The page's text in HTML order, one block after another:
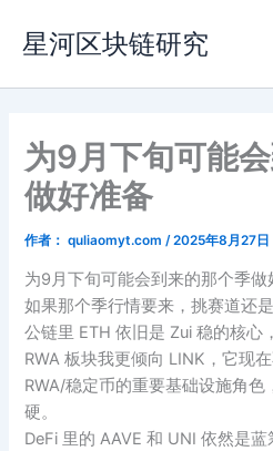
容
星河区块链研究
为9月下旬可能
做好准备
作者： quliaomyt.com /2025年8月27日
为9月下旬可能会到来的那个季做
如果那个季行情要来，挑赛道还
公链里 ETH 依旧是 Zui 稳的核心
RWA 板块我更倾向 LINK，它现
RWA/稳定币的重要基础设施角
硬。
DeFi 里的 AAVE 和 UNI 依然是蓝